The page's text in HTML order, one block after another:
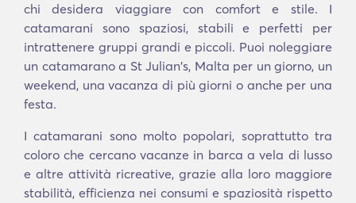
chi desidera viaggiare con comfort e stile. I
catamarani sono spaziosi, stabili e perfetti per
intrattenere gruppi grandi e piccoli. Puoi noleggiare
un catamarano a St Julian's, Malta per un giorno, un
weekend, una vacanza di più giorni o anche per una
festa.
I catamarani sono molto popolari, soprattutto tra
coloro che cercano vacanze in barca a vela di lusso
e altre attività ricreative, grazie alla loro maggiore
stabilità, efficienza nei consumi e spaziosità rispetto